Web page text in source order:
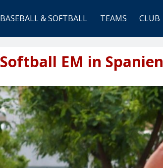
BASEBALL & SOFTBALL TEAMS CLUB
Softball EM in Spanien